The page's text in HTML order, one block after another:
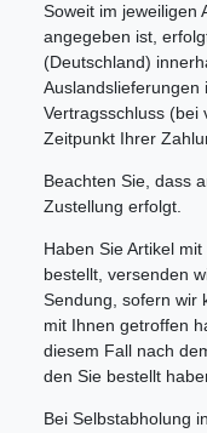
Soweit im jeweiligen
angegeben ist,
(Deutschland)
Auslandslieferungen
Vertragsschluss (bei
Zeitpunkt Ihrer
Beachten Sie, dass
Zustellung erfolgt.
Haben Sie Artikel
bestellt, versenden
Sendung, sofern wir
mit Ihnen getroffen
diesem Fall nach
den Sie bestellt
Bei Selbstabholung